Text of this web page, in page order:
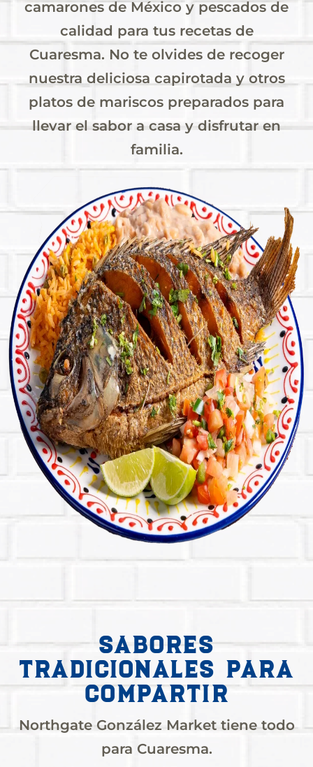
camarones de México y pescados de
calidad para tus recetas de
Cuaresma. No te olvides de recoger
nuestra deliciosa capirotada y otros
platos de mariscos preparados para
llevar el sabor a casa y disfrutar en
familia.
Sabores
tradicionales para
compartir
Northgate González Market tiene todo
para Cuaresma.